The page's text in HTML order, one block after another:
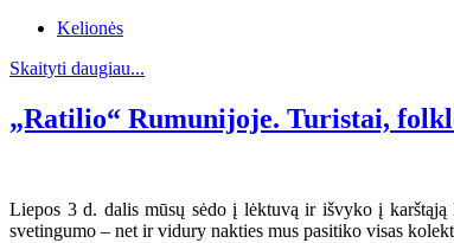
Kelionės
Skaityti daugiau...
„Ratilio“ Rumunijoje. Turistai,
Liepos 3 d. dalis mūsų sėdo į lėktuvą ir išvyko į
svetingumo – net ir vidury nakties mus pasitiko visas